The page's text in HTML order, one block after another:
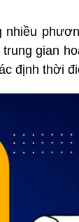
gian
định thời